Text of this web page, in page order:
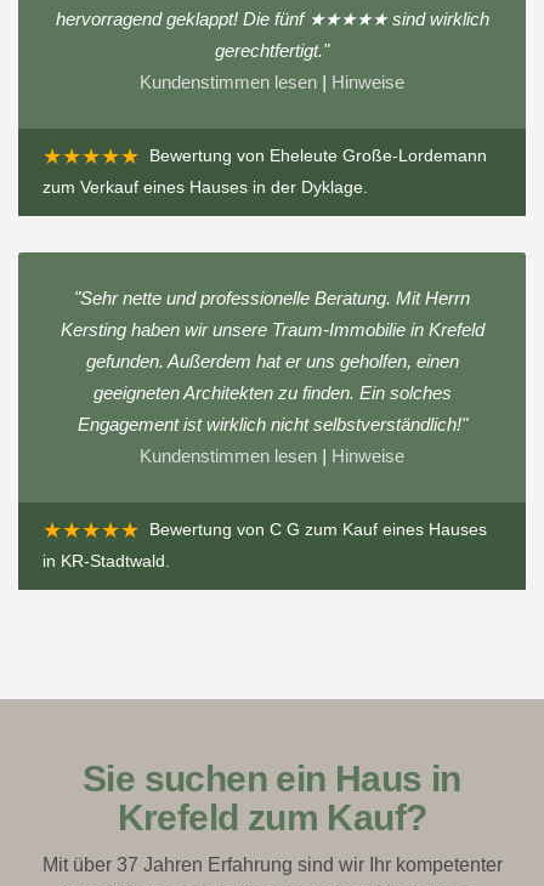
hervorragend geklappt! Die fünf ★★★★★ sind wirklich
gerechtfertigt."
Kundenstimmen lesen | Hinweise
★★★★★ Bewertung von Eheleute Große-Lordemann
zum Verkauf eines Hauses in der Dyklage.
"Sehr nette und professionelle Beratung. Mit Herrn
Kersting haben wir unsere Traum-Immobilie in Krefeld
gefunden. Außerdem hat er uns geholfen, einen
geeigneten Architekten zu finden. Ein solches
Engagement ist wirklich nicht selbstverständlich!"
Kundenstimmen lesen | Hinweise
★★★★★ Bewertung von C G zum Kauf eines Hauses
in KR-Stadtwald .
Sie suchen ein Haus in
Krefeld zum Kauf?
Mit über 37 Jahren Erfahrung sind wir Ihr kompetenter